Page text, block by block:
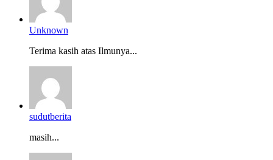
Unknown
Terima kasih atas Ilmunya...
sudutberita
masih...